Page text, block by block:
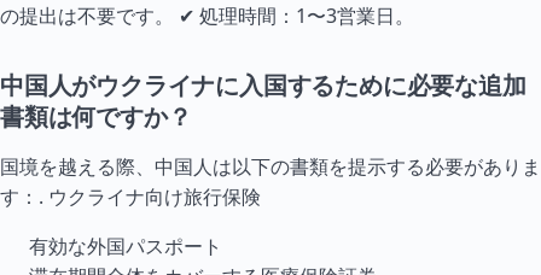
の提出は不要です。 ✔ 処理時間：1〜3営業日。
中国人がウクライナに入国するために必要な追加
書類は何ですか？
国境を越える際、中国人は以下の書類を提示する必要がありま
す：. ウクライナ向け旅行保険
有効な外国パスポート